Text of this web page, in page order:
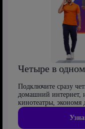
Четыре в
Подключите сразу
домашний интернет,
кинотеатры, экономя